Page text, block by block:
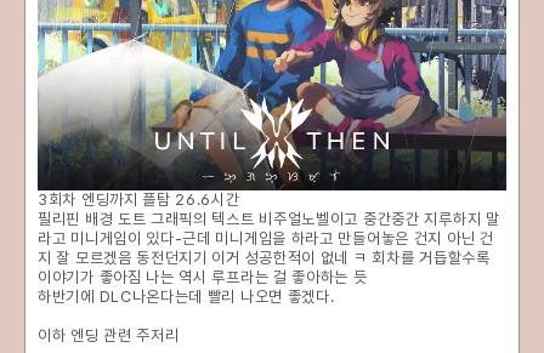
3회차 엔딩까지 플탐 26.6시간
필리핀 배경 도트 그래픽의 텍스트 비주얼노벨이고 중간중간 지루하지 말
라고 미니게임이 있다-근데 미니게임을 하라고 만들어놓은 건지 아닌 건
지 잘 모르겠음 동전던지기 이거 성공한적이 없네 ㅋ 회차를 거듭할수록
이야기가 좋아짐 나는 역시 루프라는 걸 좋아하는 듯
하반기에 DLC나온다는데 빨리 나오면 좋겠다.
이하 엔딩 관련 주저리